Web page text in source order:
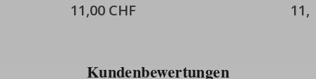
Special
Price
11,00 CHF Price
Kundenbewertungen